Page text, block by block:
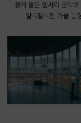
붉게 물든 댑싸리 군락
알록달록한 가을 풍